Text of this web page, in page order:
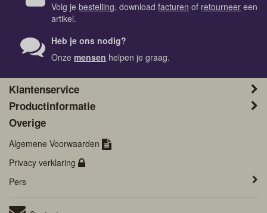
Volg jebestelling, downloadfacturen of retourneer een
artikel.
Heb je ons nodig?
Onzemensen helpen je graag.
Klantenservice
Productinformatie
Overige
Algemene Voorwaarden
Privacy verklaring
Pers